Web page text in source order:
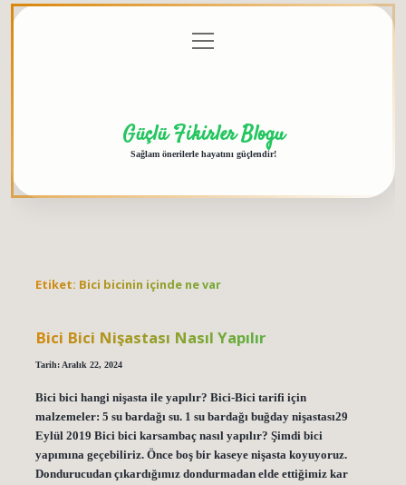
menüyü
aç
Güçlü Fikirler Blogu
Sağlam önerilerle hayatını güçlendir!
Etiket: Bici bicinin içinde ne var
Bici Bici Nişastası Nasıl Yapılır
Tarih: Aralık 22, 2024
Bici bici hangi nişasta ile yapılır? Bici-Bici tarifi için
malzemeler: 5 su bardağı su. 1 su bardağı buğday nişastası29
Eylül 2019 Bici bici karsambaç nasıl yapılır? Şimdi bici
yapımına geçebiliriz. Önce boş bir kaseye nişasta koyuyoruz.
Dondurucudan çıkardığımız dondurmadan elde ettiğimiz kar